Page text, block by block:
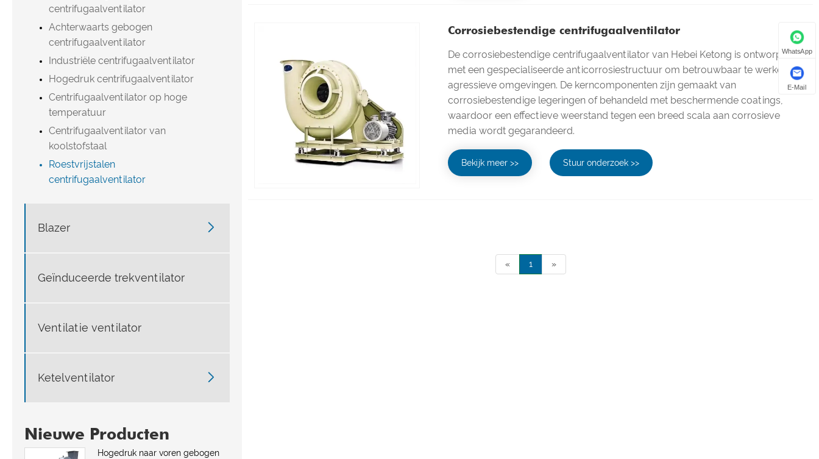
centrifugaalventilator
Achterwaarts gebogen
centrifugaalventilator
Industriële centrifugaalventilator
Hogedruk centrifugaalventilator
Centrifugaalventilator op hoge
temperatuur
Centrifugaalventilator van
koolstofstaal
Roestvrijstalen
centrifugaalventilator
Blazer 
Geïnduceerde trekventilator
Ventilatie ventilator
Ketelventilator 
Nieuwe Producten
Hogedruk naar voren gebogen
Corrosiebestendige centrifugaalventilator
De corrosiebestendige centrifugaalventilator van Hebei Ketong is ontworpen
met een gespecialiseerde anticorrosiestructuur om betrouwbaar te werken in
agressieve omgevingen. De kerncomponenten zijn gemaakt van
corrosiebestendige legeringen of behandeld met beschermende coatings,
waardoor een effectieve weerstand tegen een breed scala aan corrosieve
media wordt gegarandeerd.
Bekijk meer >> Stuur onderzoek >>
« 1 »
WhatsApp
E-Mail